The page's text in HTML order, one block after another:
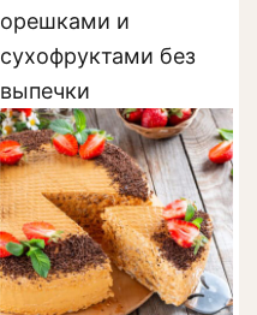
орешками и
сухофруктами без
выпечки